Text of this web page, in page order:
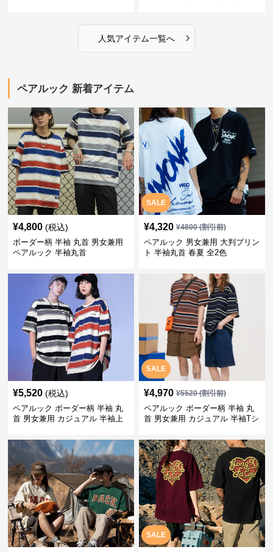
人気アイテム一覧へ ›
ペアルック 新着アイテム
¥4,800 (税込)
ボーダー柄 半袖 丸首 男女兼用
ペアルック 半袖丸首
SALE
¥4,320 ¥4800(割引前)
ペアルック 男女兼用 大判プリン
ト 半袖丸首 春夏 全2色
¥5,520 (税込)
ペアルック ボーダー柄 半袖 丸
首 男女兼用 カジュアル 半袖上
SALE
¥4,970 ¥5520(割引前)
ペアルック ボーダー柄 半袖 丸
首 男女兼用 カジュアル 半袖Tシ
SALE